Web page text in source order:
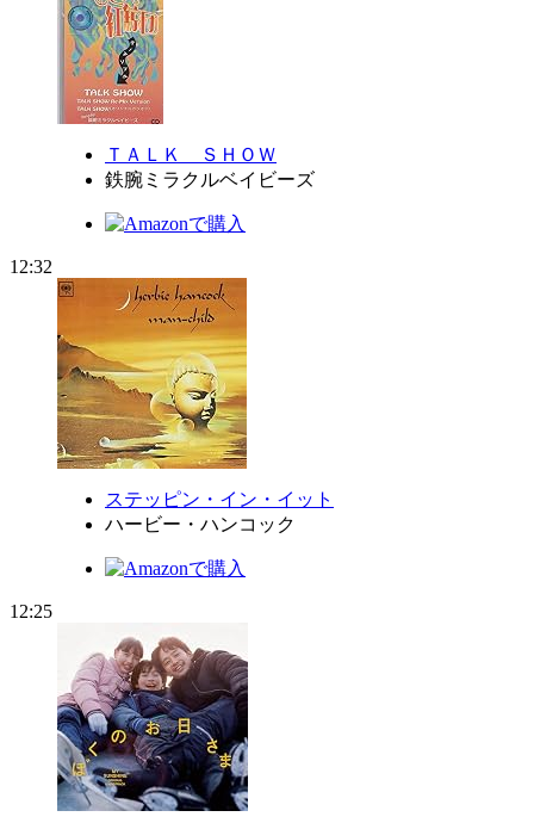
ＴＡＬＫ ＳＨＯＷ
鉄腕ミラクルベイビーズ
12:32
ステッピン・イン・イット
ハービー・ハンコック
12:25